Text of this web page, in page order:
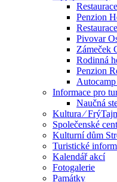
Penzion
Pivovar
Zámeček
Rodinná
Penzion
Informace pro
Naučná
Kultura ⁄
Společenské
Kulturní dům
Turistické
Kalendář akcí
Fotogalerie
Památky